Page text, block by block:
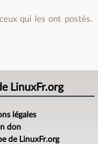
qui les ont postés.
LinuxFr.org
légales
don
de LinuxFr.org